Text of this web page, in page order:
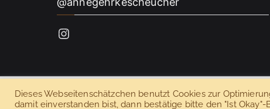
Instagram
Copyright © 2026 Anne
Dieses Webseitenschätzchen benutzt Cookies zur
damit einverstanden bist, dann bestätige bitte den "Ist Okay"-